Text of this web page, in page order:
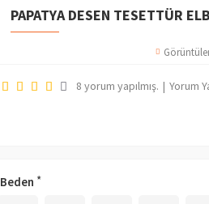
PAPATYA DESEN TESETTÜR
8 yorum yapılmış. | Yorum
Beden